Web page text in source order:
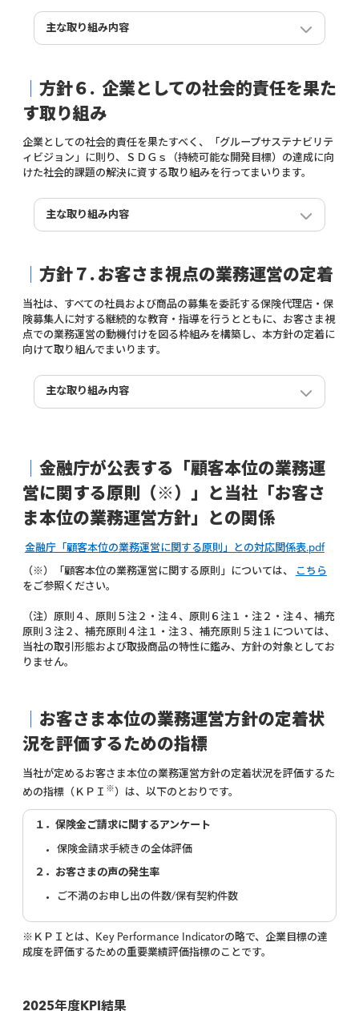
【主催者コメント （サービスイノベーションの観点か
ら）】
醸成にも貢献している。
ニュースリリース⇒
生成AIによる 「保険金請求AIアシスタント」の実運用
化を見据えた実証実験を開始
した「保険金請求AIアシスタント」の実証実験を開始し
さを解消し、「わかりやすい」保険金請求サービスを提
供することを主な目的としています。今回の実証実験で
は、カスタマーサポート、事故受付、資料審査の三つの
AIエージェントを相互に連携し、対話形式でのヒアリン
グ、入力内容の自動チェック、必要書類の不備検知など
を通じ、お客さまがより簡便かつスムーズに手続きを完
当社は、本実証実験を通じて有効性を検証し、2026年度
中の実運用化を目指すとともに、デジタル技術を積極的
に活用することで、お客さまに寄り添った質の高いサー
ニュースリリース⇒ LINK
おいて、「撮影の仕方が分からない」「正しい写真がア
ップロードできているか確認してほしい」といった声を
多くいただいておりました。また、保険金の支払い審査
してしまうケースがありました。
この課題を解決するため、加入手続き画面において「OK
／NG写真」の具体例をビジュアルで表示する説明を追加
しました。これにより、お客さまが迷わず適切な写真を
アップロードできるようになり、迅速な保険金支払いを
実現しています。
保険商品のプロダクトガバナンスの構築
かりやすい」ものであるかを十分に事前検証するととも
に、「販売」「適切な保険金のお支払い」等の一連の業
務が正確かつ効率的に実行されるよう事前検証を行いま
保険商品販売後、お客さまの声や社員・代理店の声、そ
の他の要素から多面的に商品の適切性を検証し、改善課
題を適切に把握し、商品の品質の確保・向上を図りま
今回の刷新により、可読性の高いコーポレートロゴ、親
しみやすいブランドネーム、コーポレートキャラクター
ポレートサイト等もリニューアルし、すべての接点にお
いて一貫した「Mysuranceらしさ」をお届けしてまいり
ます。今後も、デジタルとデザインの力で保険の常識を
しい体験をご提供できるよう取り組んでまいります。
ニュースリリース⇒ LINK
当社は、保険加入や保険金請求など、お客さまとの接点
ンなどを踏まえ、目指すべき品質を「わかりやすい」と
定めています。
お客さまから多く寄せられるお問い合わせ内容とその回
答をまとめた「よくあるご質問」サイト（FAQ）をリニ
ューアルしました。
「よくあるご質問」サイト（FAQ）へアクセスしやすい
自然な言葉で検索できるようになった結果、お客さまが
まいります。
お知らせ⇒ LINK
当社は、さまざまな場面でお客さまからいただいたご意
見を参考に、お客さまにお手続きいただく画面の改修を
火災保険においては、保険金請求のご連絡をいただく時
点で、従来よりも詳しく必要情報をご入力いただけるよ
うに改善しました。その結果、受付後におけるお客さま
と担当者のやり取りの回数が減少し、お客さまにご対応
SMSでも受け取れるようにし、旧メールアドレスが使え
ない場合でも、お客さまご自身で変更手続きが可能にな
りました。
今後も、お客さまにとってわかりやすく利便性の高い顧
客体験の提供を目指し、手続き画面について継続的な見
直しや改善に取り組んでまいります。
主な取り組み内容
ています。また、利益相反に関する研修を行うなど役職
員の意識向上に継続的に努めています。
方針６. 企業としての社会的責任を果た
す取り組み
企業としての社会的責任を果たすべく、「グループサステナビリテ
ィビジョン」に則り、ＳＤＧｓ（持続可能な開発目標）の達成に向
けた社会的課題の解決に資する取り組みを行ってまいります。
主な取り組み内容
当社は、企業としての社会的責任を果たす取り組みの一
成を目的とする「日本国際保険学校（ISJ）」に、2023
年度、2024年度に続き、講師として登壇いたしました。
各国の保険事業関係者に対し、日本の少額短期保険の歴
史や直近のトレンド、当社の少額短期保険商品のコンセ
今後も日本国際保険学校（ISJ）への協力の一環として、
当社がこれまで得た知見の共有などを行い、東アジア地
人がさまざまな状況でウェブサイトを利用するようにな
常に重要な課題となっています。また、2024年4月に障
害者差別解消法の改正法が施行され、今まで民間事業者
では努力義務であった「合理的配慮の提供」が義務化さ
当社の商品は、Web完結型であるため誰にでも使いやす
いウェブサイトの実現をめざし、より多くのお客さまが
容易かつ快適にサイトを利用いただけるようにウェブア
クセシビリティサービスを導入しました。
当社は、お客さまに当社が目指すべき品質の商品やサー
ビスを提供するために、お客さまの声を真摯に受け止
め、その声を経営に活かすことにより、お客さまに対し
て誠実かつ公正に対応してまいりますが、これらの実現
のためには、当社で働く社員や関わるスタッフが心身と
もに健康で、安心して働くことのできる環境を整えるこ
とが極めて重要になると考えております。
そのため、社会通念上の妥当性を欠く行為や要求に該当
社に関わるスタッフを守ることが、継続的に質の高いサ
タマーハラスメントに対する方針を策定しました。
方針７. お客さま視点の業務運営の定着
当社は、すべての社員および商品の募集を委託する保険代理店・保
険募集人に対する継続的な教育・指導を行うとともに、お客さま視
点での業務運営の動機付けを図る枠組みを構築し、本方針の定着に
向けて取り組んでまいります。
主な取り組み内容
障害者差別解
金融庁が公表する「顧客本位の業務運
営に関する原則（※）」と当社「お客さ
ま本位の業務運営方針」との関係
金融庁「顧客本位の業務運営に関する原則」との対応関係表.pdf
（※）「顧客本位の業務運営に関する原則」については、
こちら
をご参照ください。
（注） 原則４、原則５注２・注４、原則６注１・注２・注４、補充
原則３注２、補充原則４注１・注３、補充原則５注１については、
当社の取引形態および取扱商品の特性に鑑み、方針の対象としてお
りません。
お客さま本位の業務運営方針の定着状
況を評価するための指標
当社が定めるお客さま本位の業務運営方針の定着状況を評価するた
めの指標（ＫＰＩ ※）は、以下のとおりです。
１．保険金ご請求に関するアンケート
保険金請求手続きの全体評価
２．お客さまの声の発生率
ご不満のお申し出の件数/保有契約件数
※ＫＰＩとは、Key Performance Indicatorの略で、企業目標の達
成度を評価するための重要業績評価指標のことです。
2025年度KPI結果